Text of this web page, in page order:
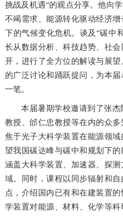
挑战及机遇“的观点分享。他向
不竭需求、能源转化驱动经济
下的气候变化危机。谈及“碳中
长从数据分析、科技趋势、社
开，进行了全方位的解读与展
的广泛讨论和踊跃提问，为本
一笔。
本届暑期学校邀请到了张
教授、邰仁忠教授等在内的众
焦于光子大科学装置在能源领
望我国碳达峰与碳中和规划下的
涵盖大科学装置、加速器、探
域。同时，课程以同步辐射和
点，介绍国内已有和在建装置
学装置对能源、材料、化学等